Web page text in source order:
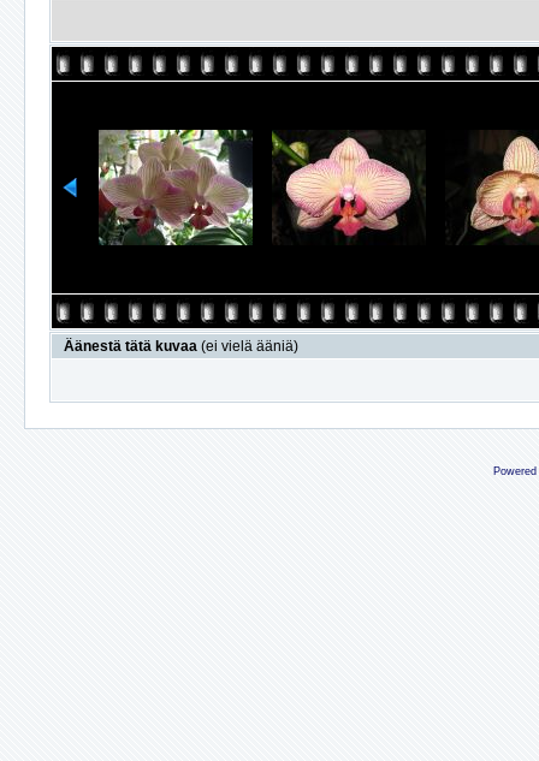
Äänestä tätä kuvaa (ei vielä ääniä)